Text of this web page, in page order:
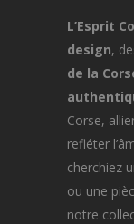
L’Esprit
design,
de la
Corse,
refléter
cherchiez
ou une
notre